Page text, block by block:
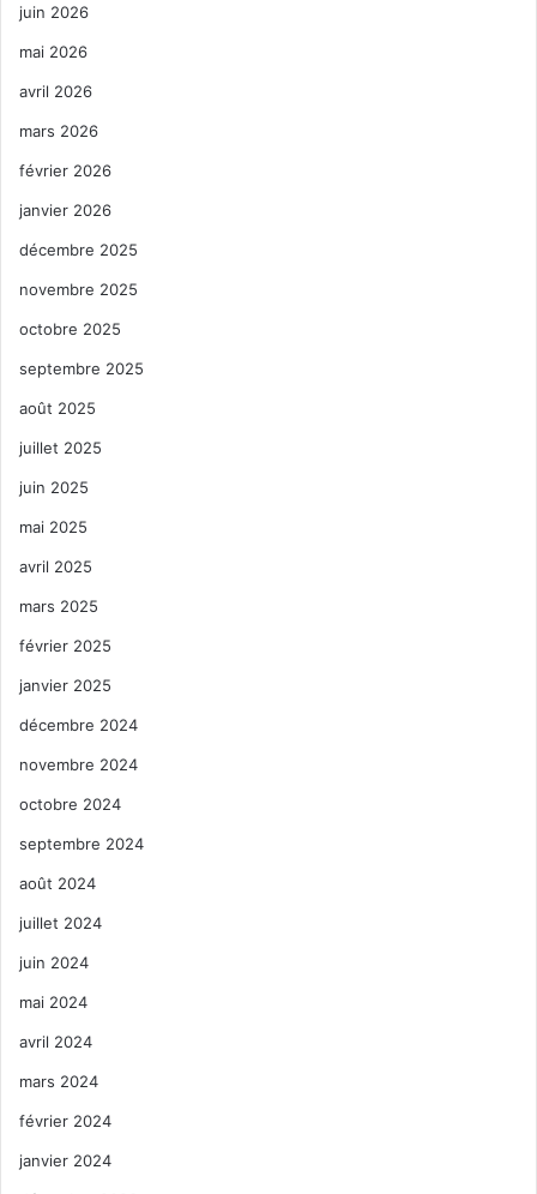
juin 2026
mai 2026
avril 2026
mars 2026
février 2026
janvier 2026
décembre 2025
novembre 2025
octobre 2025
septembre 2025
août 2025
juillet 2025
juin 2025
mai 2025
avril 2025
mars 2025
février 2025
janvier 2025
décembre 2024
novembre 2024
octobre 2024
septembre 2024
août 2024
juillet 2024
juin 2024
mai 2024
avril 2024
mars 2024
février 2024
janvier 2024